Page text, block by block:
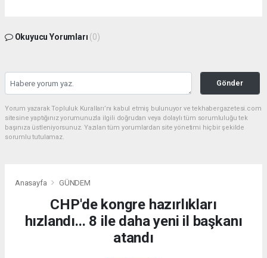
Okuyucu Yorumları (0)
Gönder
Yorum yazarak Topluluk Kuralları’nı kabul etmiş bulunuyor ve tekhabergazetesi.com
sitesine yaptığınız yorumunuzla ilgili doğrudan veya dolaylı tüm sorumluluğu tek
başınıza üstleniyorsunuz. Yazılan tüm yorumlardan site yönetimi hiçbir şekilde
sorumlu tutulamaz.
Anasayfa GÜNDEM
CHP'de kongre hazırlıkları
hızlandı... 8 ile daha yeni il başkanı
atandı